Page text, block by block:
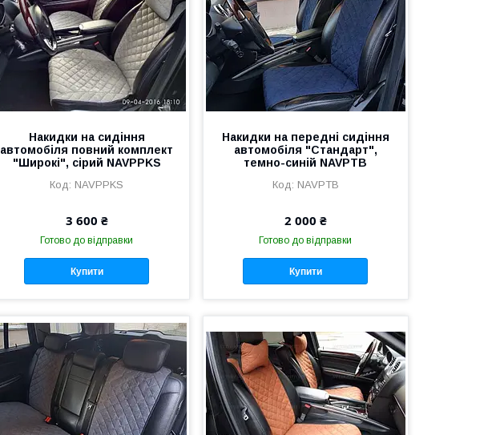
Накидки на сидіння
автомобіля повний комплект
"Широкі", сірий NAVPPKS
NAVPPKS
3 600 ₴
Готово до відправки
Купити
Накидки на передні сидіння
автомобіля "Стандарт",
темно-синій NAVPTB
NAVPTB
2 000 ₴
Готово до відправки
Купити